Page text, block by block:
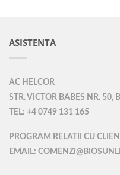
ASISTENTA
AC HELCOR
STR. VICTOR BABES NR. 50,
TEL: +4 0749 131 165
PROGRAM RELATII CU
EMAIL: